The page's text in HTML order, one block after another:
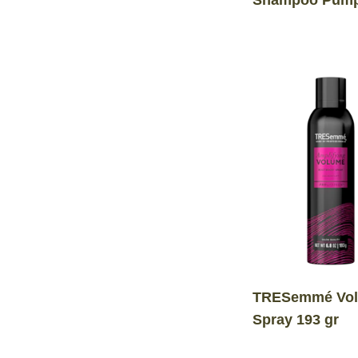
TRESemmé
Spray 193 gr